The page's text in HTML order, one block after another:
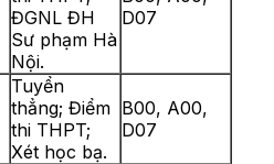
ĐGNL ĐH
Sư phạm Hà
Nội.
D07
Tuyển
thẳng; Điểm
thi THPT;
Xét học bạ.
B00, A00,
D07